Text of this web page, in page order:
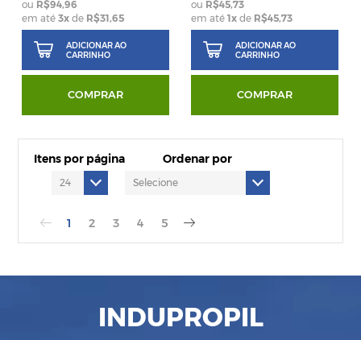
R$94,96
em até3x de R$31,65
ADICIONAR AO
CARRINHO
COMPRAR
R$45,73
em até 1xde R$45,73
ADICIONAR AO
CARRINHO
COMPRAR
Itens por página Ordenar por
1 2 3 4 5
INDUPROPIL